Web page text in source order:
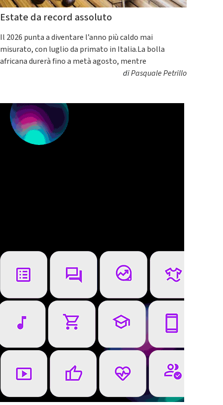
Estate da record assoluto
Il 2026 punta a diventare l’anno più caldo mai
misurato, con luglio da primato in Italia.La bolla
africana durerà fino a metà agosto, mentre
diPasquale Petrillo